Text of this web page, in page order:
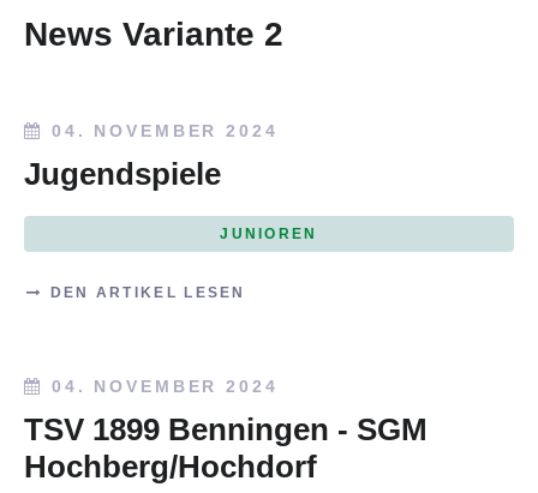
News Variante 2
04. NOVEMBER 2024
Jugendspiele
JUNIOREN
DEN ARTIKEL LESEN
04. NOVEMBER 2024
TSV 1899 Benningen - SGM
Hochberg/Hochdorf